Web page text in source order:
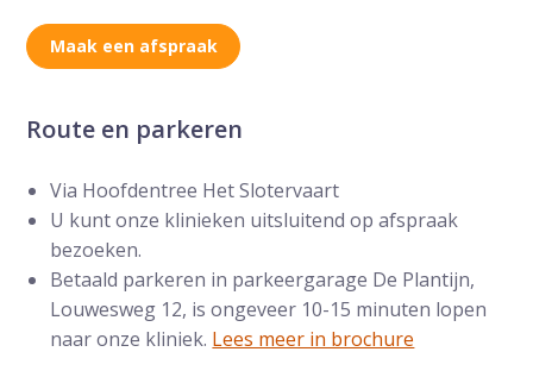
Maak een afspraak
Route en parkeren
Via Hoofdentree Het Slotervaart
U kunt onze klinieken uitsluitend op afspraak
bezoeken.
Betaald parkeren in parkeergarage De Plantijn,
Louwesweg 12, is ongeveer 10-15 minuten lopen
naar onze kliniek. Lees meer in brochure